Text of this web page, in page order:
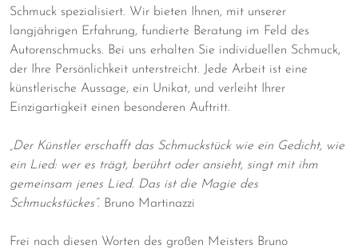
Schmuck spezialisiert. Wir bieten Ihnen, mit unserer
langjährigen Erfahrung, fundierte Beratung im Feld des
Autorenschmucks. Bei uns erhalten Sie individuellen Schmuck,
der Ihre Persönlichkeit unterstreicht. Jede Arbeit ist eine
künstlerische Aussage, ein Unikat, und verleiht Ihrer
Einzigartigkeit einen besonderen Auftritt.
„Der Künstler erschafft das Schmuckstück wie ein Gedicht, wie
ein Lied: wer es trägt, berührt oder ansieht, singt mit ihm
gemeinsam jenes Lied. Das ist die Magie des
Schmuckstückes“. Bruno Martinazzi
Frei nach diesen Worten des großen Meisters Bruno